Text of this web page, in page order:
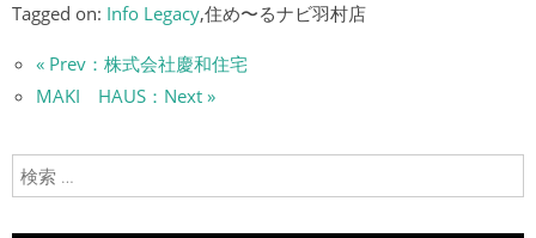
Tagged on: Info Legacy,住め〜るナビ羽村店
« Prev：株式会社慶和住宅
MAKI HAUS：Next »
検索: